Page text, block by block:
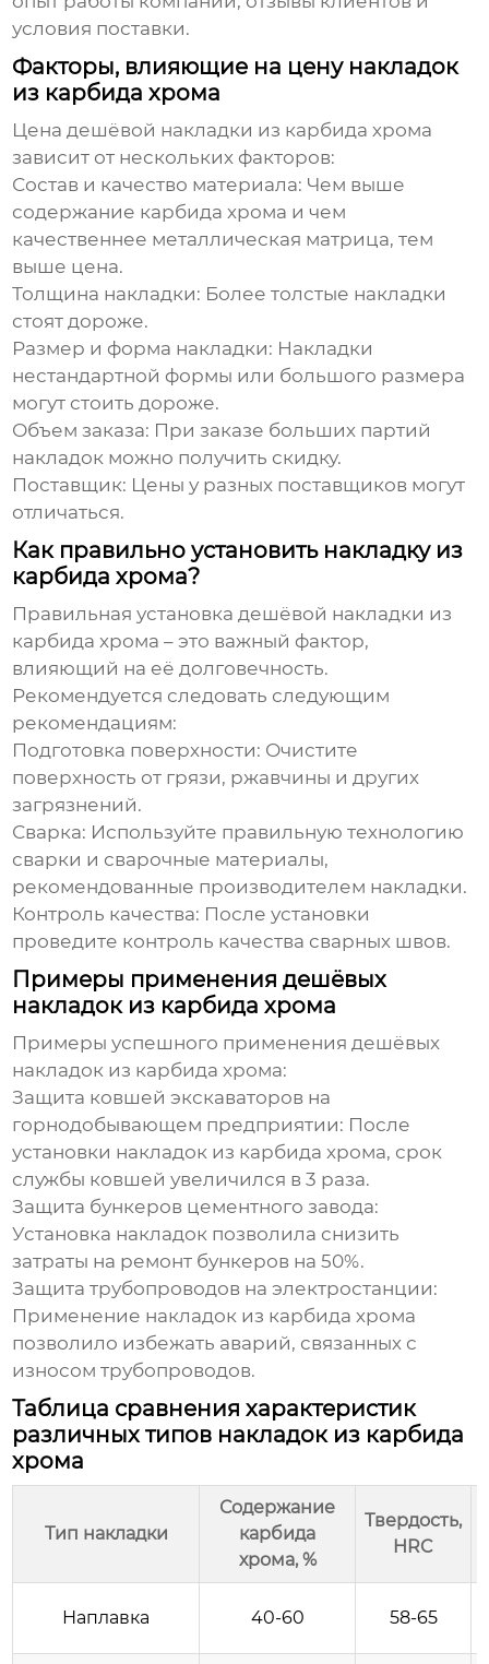
условия поставки.
Факторы, влияющие на цену накладок
из карбида хрома
Ценадешёвой накладки из карбида хрома
зависит от нескольких факторов:
Состав и качество материала: Чем выше
содержание карбида хрома и чем
качественнее металлическая матрица, тем
выше цена.
Толщина накладки: Более толстые накладки
стоят дороже.
Размер и форма накладки: Накладки
нестандартной формы или большого размера
могут стоить дороже.
Объем заказа: При заказе больших партий
накладок можно получить скидку.
Поставщик: Цены у разных поставщиков могут
отличаться.
Как правильно установить накладку из
карбида хрома?
Правильная установкадешёвой накладки из
карбида хрома – это важный фактор,
влияющий на её долговечность.
Рекомендуется следовать следующим
рекомендациям:
Подготовка поверхности: Очистите
поверхность от грязи, ржавчины и других
загрязнений.
Сварка: Используйте правильную технологию
сварки и сварочные материалы,
рекомендованные производителем накладки.
Контроль качества: После установки
проведите контроль качества сварных швов.
Примеры применения дешёвых
накладок из карбида хрома
Примеры успешного применениядешёвых
накладок из карбида хрома:
Защита ковшей экскаваторов на
горнодобывающем предприятии: После
установки накладок из карбида хрома, срок
службы ковшей увеличился в 3 раза.
Защита бункеров цементного завода:
Установка накладок позволила снизить
затраты на ремонт бункеров на 50%.
Защита трубопроводов на электростанции:
Применение накладок из карбида хрома
позволило избежать аварий, связанных с
износом трубопроводов.
Таблица сравнения характеристик
различных типов накладок из карбида
хрома
Тип накладки
Содержание
карбида
хрома, %
Твердость,
HRC
Наплавка 40-60 58-65